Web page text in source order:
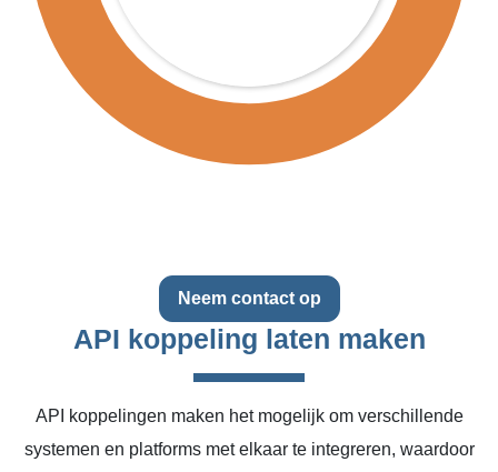
Neem contact op
API koppeling laten maken
API koppelingen maken het mogelijk om verschillende
systemen en platforms met elkaar te integreren, waardoor